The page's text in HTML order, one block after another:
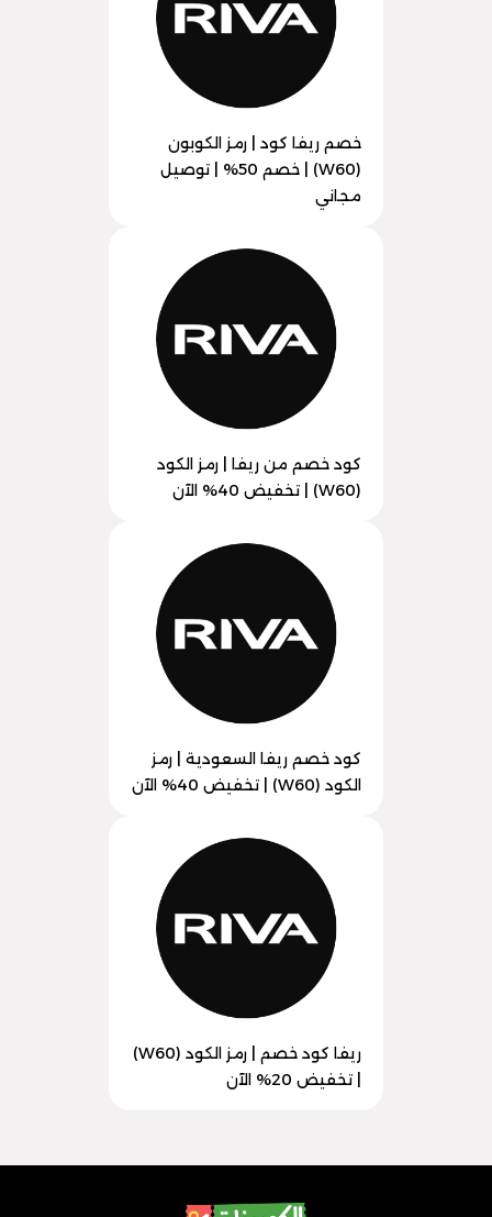
خصم ريفا كود | رمز الكوبون
(W60) | خصم 50% | توصيل
مجاني
كود خصم من ريفا | رمز الكود
(W60) | تخفيض 40% الآن
كود خصم ريفا السعودية | رمز
الكود (W60) | تخفيض 40% الآن
ريفا كود خصم | رمز الكود (W60)
| تخفيض 20% الآن